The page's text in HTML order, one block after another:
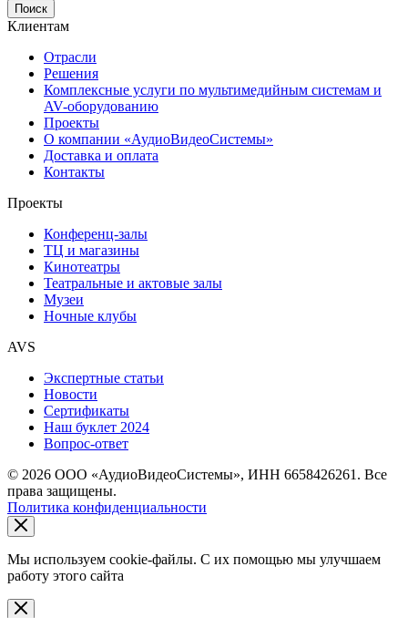
Поиск
Клиентам
Отрасли
Решения
Комплексные услуги по мультимедийным системам и
AV-оборудованию
Проекты
О компании «АудиоВидеоСистемы»
Доставка и оплата
Контакты
Проекты
Конференц-залы
ТЦ и магазины
Кинотеатры
Театральные и актовые залы
Музеи
Ночные клубы
AVS
Экспертные статьи
Новости
Сертификаты
Наш буклет 2024
Вопрос-ответ
© 2026 ООО «АудиоВидеоСистемы», ИНН 6658426261. Все
права защищены.
Политика конфиденциальности
Мы используем cookie-файлы. С их помощью мы улучшаем
работу этого сайта